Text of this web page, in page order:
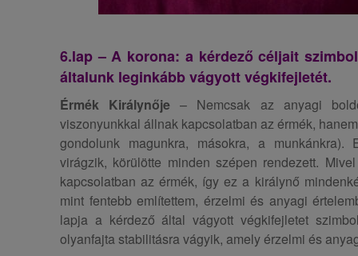
6.lap – A korona: a kérdező céljait
általunk leginkább vágyott végkifejletét.
Érmék Királynője – Nemcsak az anyagi
viszonyunkkal állnak kapcsolatban az érmék,
gondolunk magunkra, másokra, a munkánkra).
virágzik, körülötte minden szépen rendezett.
kapcsolatban az érmék, így ez a királynő
mint fentebb említettem, érzelmi és anyagi
lapja a kérdező által vágyott végkifejletet
olyanfajta stabilitásra vágyik, amely érzelmi és